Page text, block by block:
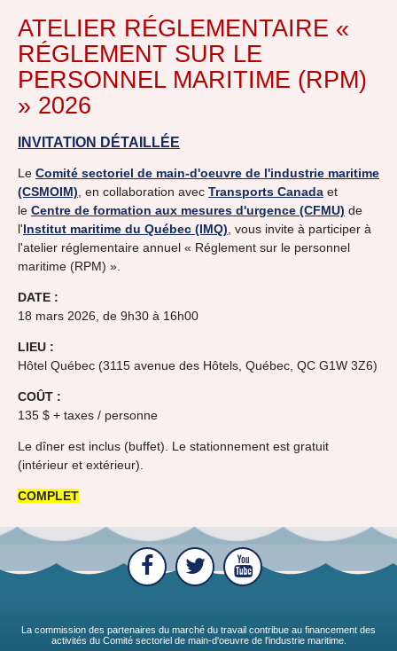
ATELIER RÉGLEMENTAIRE «
RÉGLEMENT SUR LE
PERSONNEL MARITIME (RPM)
» 2026
INVITATION DÉTAILLÉE
Le Comité sectoriel de main-d'oeuvre de l'industrie maritime
(CSMOIM) , en collaboration avec Transports Canada et
le Centre de formation aux mesures d'urgence (CFMU) de
l'Institut maritime du Québec (IMQ) , vous invite à participer à
l'atelier réglementaire annuel « Réglement sur le personnel
maritime (RPM) ».
DATE :
18 mars 2026, de 9h30 à 16h00
LIEU :
Hôtel Québec (3115 avenue des Hôtels, Québec, QC G1W 3Z6)
COÛT :
135 $ + taxes / personne
Le dîner est inclus (buffet). Le stationnement est gratuit
(intérieur et extérieur).
COMPLET
La commission des partenaires du marché du travail contribue au financement des
activités du Comité sectoriel de main-d'oeuvre de l'industrie maritime.